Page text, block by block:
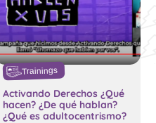
Trainings
Activando Derechos ¿Qué
hacen? ¿De qué hablan?
¿Qué es adultocentrismo?